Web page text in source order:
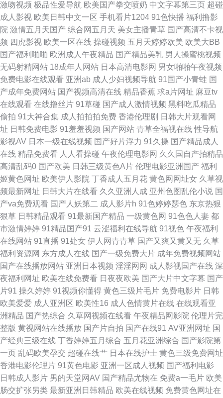
草网 婷婷蜜桃久久伊人 日韩综合乱伦社区 欧美日韩国产操逼网 久久看久久
国产熟女日逼视频一区 国产精品又爽又黄又爽 东京热蜜桃网 超碰AV福利 AV
韩片 91资源共享总站 91网址免费看 91韩国黄色网页 中日韩欧美aa黄色片
91极品在线 91福利姬视频 伊人东京热男人 亚洲国产欧美日韩 少妇黑森林 欧
美视频干 美女黄页91视频 激情五月天短篇小说 国产第二页 国产黑丝精品 岛
国无码资源先锋 成人97nav www91尤物网 91幼儿黄色 91每日更新 91国内
在线播放 最新国产91视频最 午夜香蕉少妇A片视频 91h人妻网站 尤物91网
站 香蕉视频黄车震 偷拍福利视频四区 色天堂91 日韩精品区一 欧美人兽1级
另类人妖伦 久久精品成人 久操网国产精品 久久草婷婷网站 久久激情毛片 黑
人妖肏逼 国产精品香蕉国产 精品久久国产 国产精品第页 岛国高清在线观看
www久久青草 成人深夜福利18 俺来也综合网 97支援总站大香蕉 91污污网
站视频 91免费链接 91豆花制片厂 91草美女 伊人久久影院 影音先锋播A片电
影 1024精品视频 91纯爱版 在线视频1024手机 影视先锋成人无码AV 亚色3
情网 天天干天天亲天天干 日韩视频a 青青草原黄色视频 欧美淫乱一区二区
日韩AV高清 青娱乐91视频 欧美AⅤ17 狼友福利导航 九九国产精 海角紧网 国
产视频99 福利社有码 超碰人人91在线 国产精品成人国产乱 国产免费色在线
激吻视频 极品性爱导航 欧美国产拳交喷奶 中文字幕第三页 超碰
成人影视 欧美日韩中文一区 手机看片1204 91色快播 福利撸影
院 激情五月天国产 综合网五月天 美女主播青草 国产高清不卡视
频 四虎影视 欧美一区在线 操碰视频 五月天婷婷欧美 欧美大BB
国产福利啪啪 欧洲成人午夜精品 国产精品美乳 男人操蜜桃视频
无码射精网站 18成年人网站 日本高清电影网 男女啪啪午夜视频
免费电影在线观看 亚洲ab 成人少妇视频导航 91国产小青蛙 国
产成年免费网站 国产视频高清在线 精品香蕉 求a片网址 麻豆tv
在线观看 在线撸丝片 91草碰 国产成人激情视频 黑料吃瓜精品
偷拍 91大神合集 成人拍拍拍免费 香港伦理剧 日韩大片观看网
址 日韩免费电影 91羞羞视频 国产网站 青草全福视在线 性导航
影视AV 日本一级在线视频 国产好片浮力 91久操 国产精品成人
在线 精品免费看 人人看操碰 午夜伦理电影网 久久国自产拍精品
高清乱码0 国产欧美 日韩三级黄色A片 伦理电影亚洲国产 福利
姬黄色网址 欧美伊人影院 丁香成人五月花 黄色网网址女 久草视
频最新网址 日韩大片在线看 久久亚洲人成 亚州色图乱伦小说 国
产va免费观看 国产人妖第二 成人影片h 91色婷婷瑟色 东京热狠
狠草 日韩精品观看 91最新国产精品 一级黄色网 91色色人妻 都
市激情婷婷 91精品国产91 云涩福利在线导航 91视色 午夜福利
在线网站 91直播 91处女 伊人网青青草 国产又爽又黄又无 久草
福利资源网 东方成人在线 国产一级免费大片 成年免费视频网站
国产在线播放网站 亚洲日本视频 淫淫网网 成人影视国产在线 深
夜福利网址 欧美在线免费看 日夜夜欧美 国产大片中文字幕 国产
片91 操久婷婷 91视频你懂得 黄色三级片毛片 免费电影片 日韩
欧美爱爱 成人亚洲区 欧美性16 成人色情黄片在线 在线观看亚
洲精品 国产热综合 久草网视频在线看 午夜精品网影院 伦理片完
整版 黄视网站在线播放 国产片自拍 国产在线91 AV亚洲网址 国
产经典三级在线 丁香婷婷五月综合 五月花亚洲综合 国产影院第
一页 乱码欧美孕交 超碰在线艹 日本在线护士 黄色三级免费网址
香港电影伦理片 91黄色电影 亚洲一区成人视频 国产福利电影
日韩成人影片 男的天堂网AV 国产精品尤物在 免费a一毛片 欧美
肠交扩张另类 最新亚洲日韩精品 欧美在线视频 免费黄色网址在